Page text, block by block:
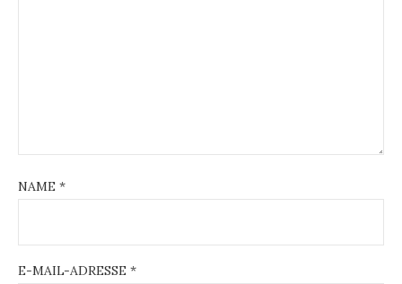
NAME *
E-MAIL-ADRESSE *